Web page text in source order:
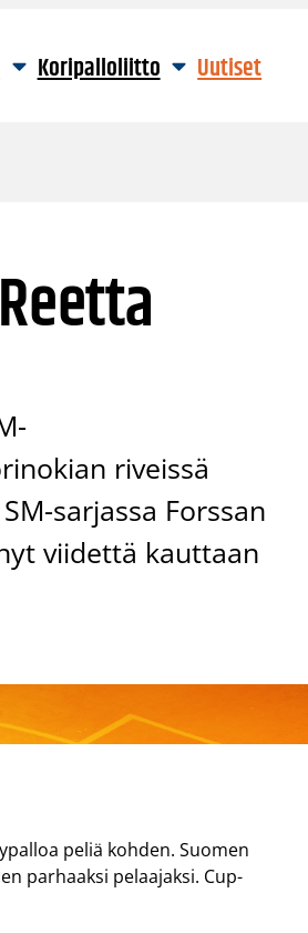
Koripalloliitto Uutiset
riveissä
sarjassa Forssan
viidettä kauttaan
peliä kohden. Suomen
parhaaksi pelaajaksi. Cup-